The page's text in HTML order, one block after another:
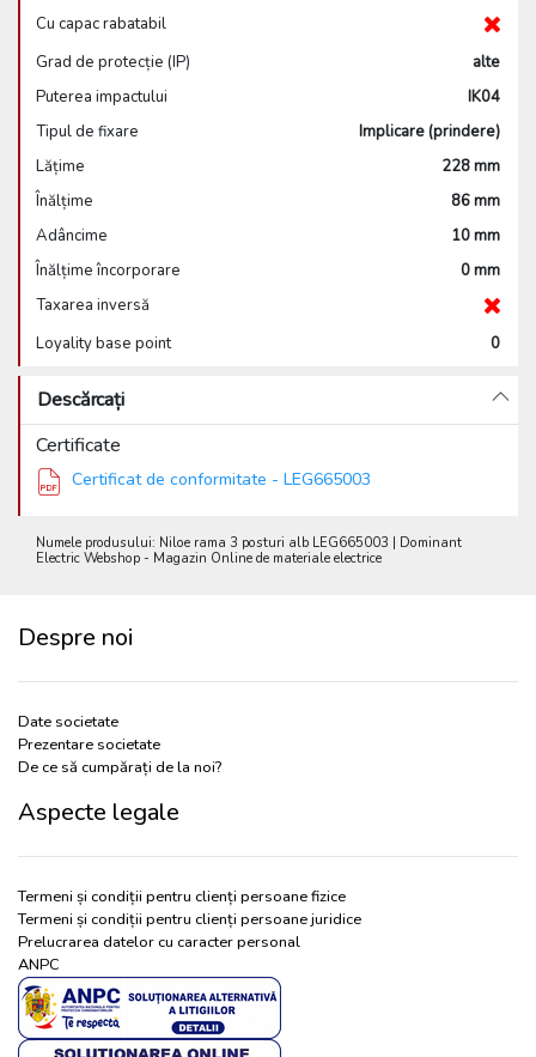
Cu capac rabatabil
Grad de protecție (IP)
alte
Puterea impactului
IK04
Tipul de fixare
Implicare (prindere)
Lățime
228 mm
Înălțime
86 mm
Adâncime
10 mm
Înălțime încorporare
0 mm
Taxarea inversă
Loyality base point
0
Descărcați
Certificate
Certificat de conformitate - LEG665003
Numele produsului: Niloe rama 3 posturi alb LEG665003 | Dominant
Electric Webshop - Magazin Online de materiale electrice
Despre noi
Date societate
Prezentare societate
De ce să cumpărați de la noi?
Aspecte legale
Termeni și condiții pentru clienți persoane fizice
Termeni și condiții pentru clienți persoane juridice
Prelucrarea datelor cu caracter personal
ANPC